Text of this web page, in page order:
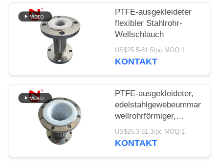
ZITAT
SITEMAP
DATENSCHUTZRICHTLINIE
PTFE-ausgekleideter
flexibler Stahlrohr-
Wellschlauch
US$25.5-81.5/pc MOQ:1
KONTAKT
PTFE-ausgekleideter,
wellrohrförmiger,
flexibler
Verbindungsschlauch
US$25.3-81.3/pc MOQ:1
KONTAKT